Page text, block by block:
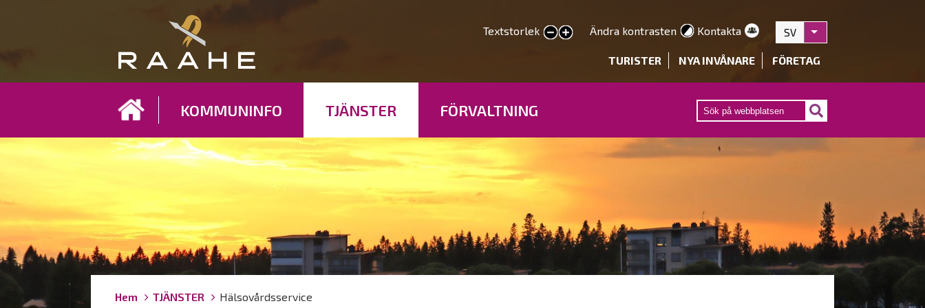
Textstorlek
smaller text
larger text Ändra kontrasten Kontakta SV Visa fler åtgärder
TURISTER NYA INVÅNARE FÖRETAG
KOMMUNINFO TJÄNSTER FÖRVALTNING
Länkstigar
You
Hem TJÄNSTER Hälsovårdsservice